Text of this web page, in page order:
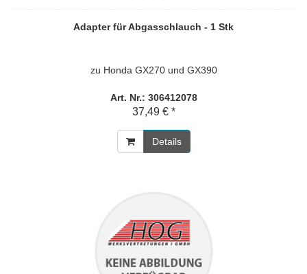
Adapter für Abgasschlauch - 1 Stk
zu Honda GX270 und GX390
Art. Nr.: 306412078
37,49 € *
Details